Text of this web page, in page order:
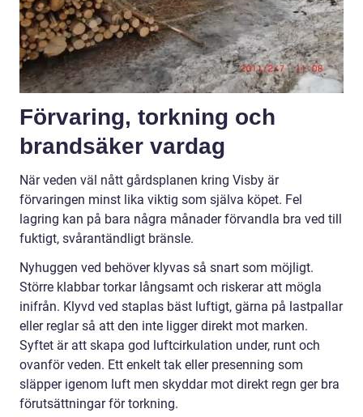
Förvaring, torkning och
brandsäker vardag
När veden väl nått gårdsplanen kring Visby är
förvaringen minst lika viktig som själva köpet. Fel
lagring kan på bara några månader förvandla bra ved till
fuktigt, svårantändligt bränsle.
Nyhuggen ved behöver klyvas så snart som möjligt.
Större klabbar torkar långsamt och riskerar att mögla
inifrån. Klyvd ved staplas bäst luftigt, gärna på lastpallar
eller reglar så att den inte ligger direkt mot marken.
Syftet är att skapa god luftcirkulation under, runt och
ovanför veden. Ett enkelt tak eller presenning som
släpper igenom luft men skyddar mot direkt regn ger bra
förutsättningar för torkning.